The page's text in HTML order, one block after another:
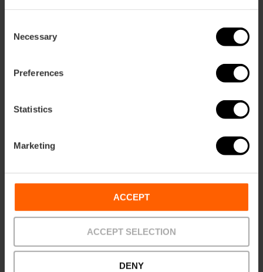
Selection
Necessary
Preferences
Statistics
Marketing
ACCEPT
ACCEPT SELECTION
DENY